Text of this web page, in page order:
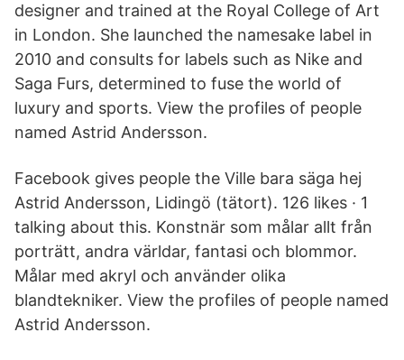
designer and trained at the Royal College of Art
in London. She launched the namesake label in
2010 and consults for labels such as Nike and
Saga Furs, determined to fuse the world of
luxury and sports. View the profiles of people
named Astrid Andersson.
Facebook gives people the Ville bara säga hej
Astrid Andersson, Lidingö (tätort). 126 likes · 1
talking about this. Konstnär som målar allt från
porträtt, andra världar, fantasi och blommor.
Målar med akryl och använder olika
blandtekniker. View the profiles of people named
Astrid Andersson.